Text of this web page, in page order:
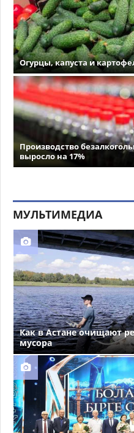
Огурцы, капуста и
Производство
выросло на 17%
МУЛЬТИМЕДИА
Как в Астане очищают
мусора